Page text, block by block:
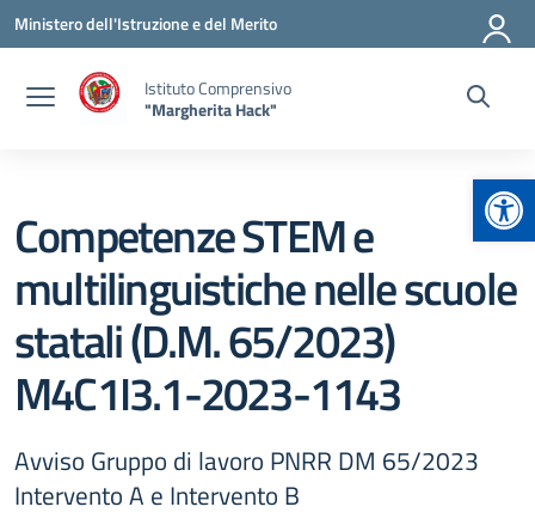
Vai ai contenuti
Vai al menu di navigazione
Vai al footer
Ministero dell'Istruzione e del Merito
Istituto Comprensivo
"Margherita Hack"
Competenze STEM e
multilinguistiche nelle scuole
statali (D.M. 65/2023)
M4C1I3.1-2023-1143
Avviso Gruppo di lavoro PNRR DM 65/2023
Intervento A e Intervento B